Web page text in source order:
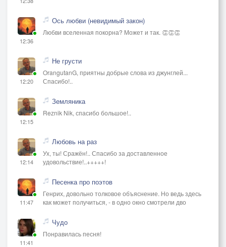
12:36
Ось любви (невидимый закон)
Любви вселенная покорна? Может и так. 👏👏👏
12:20
Не грусти
OrangutanG, приятны добрые слова из джунглей...
Спасибо!..
12:15
Земляника
Reznik Nik, спасибо большое!..
12:14
Любовь на раз
Ух, ты! Сражён!.. Спасибо за доставленное
удовольствие!..+++++!
11:47
Песенка про поэтов
Генрих, довольно толковое объяснение. Но ведь здесь
как может получиться, - в одно окно смотрели дво
11:41
Чудо
Понравилась песня!